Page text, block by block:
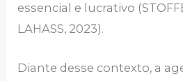
essencial e lucrativo
LAHASS, 2023).
Diante desse contexto, a